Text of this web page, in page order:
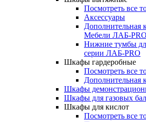
Посмотреть все
Аксессуары
Дополнительная
Мебели ЛАБ-PRO
Нижние тумбы
серии ЛАБ-PRO
Шкафы гардеробные
Посмотреть все
Дополнительная
Шкафы
Шкафы для газовых
Шкафы для кислот
Посмотреть все